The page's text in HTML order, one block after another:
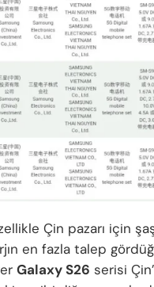
Çin pazarı için
en fazla talep
Galaxy S26 serisi